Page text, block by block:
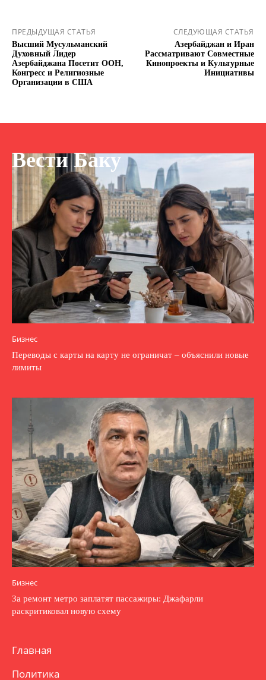
ПРЕДЫДУЩАЯ СТАТЬЯ
Высший Мусульманский
Духовный Лидер
Азербайджана Посетит ООН,
Конгресс и Религиозные
Организации в США
СЛЕДУЮЩАЯ СТАТЬЯ
Азербайджан и Иран
Рассматривают Совместные
Кинопроекты и Культурные
Инициативы
Вести Баку
Бизнес
Переводы с карты на карту не ограничат – объяснили новые
лимиты
Бизнес
За ремонт метро заплатят пассажиры: Джафарли
раскритиковал новую схему
Главная
Политика